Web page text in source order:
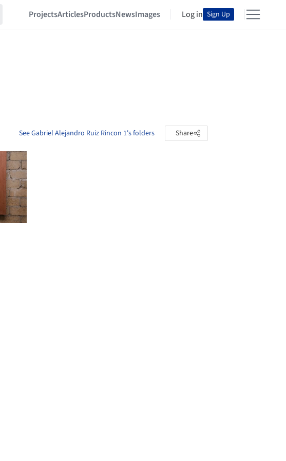
ProjectsArticlesProductsNewsImages Log in Sign Up
See Gabriel Alejandro Ruiz Rincon 1's folders Share